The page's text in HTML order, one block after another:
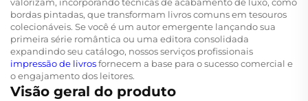
valorizam, incorporando técnicas de acabamento de luxo, como
bordas pintadas, que transformam livros comuns em tesouros
colecionáveis. Se você é um autor emergente lançando sua
primeira série romântica ou uma editora consolidada
expandindo seu catálogo, nossos serviços profissionais
impressão de livrosfornecem a base para o sucesso comercial e
o engajamento dos leitores.
Visão geral do produto